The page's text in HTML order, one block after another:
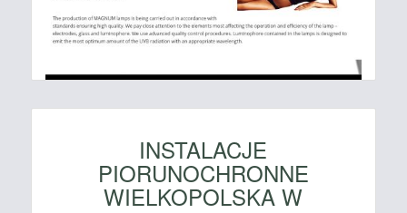
INSTALACJE
PIORUNOCHRONNE
WIELKOPOLSKA W